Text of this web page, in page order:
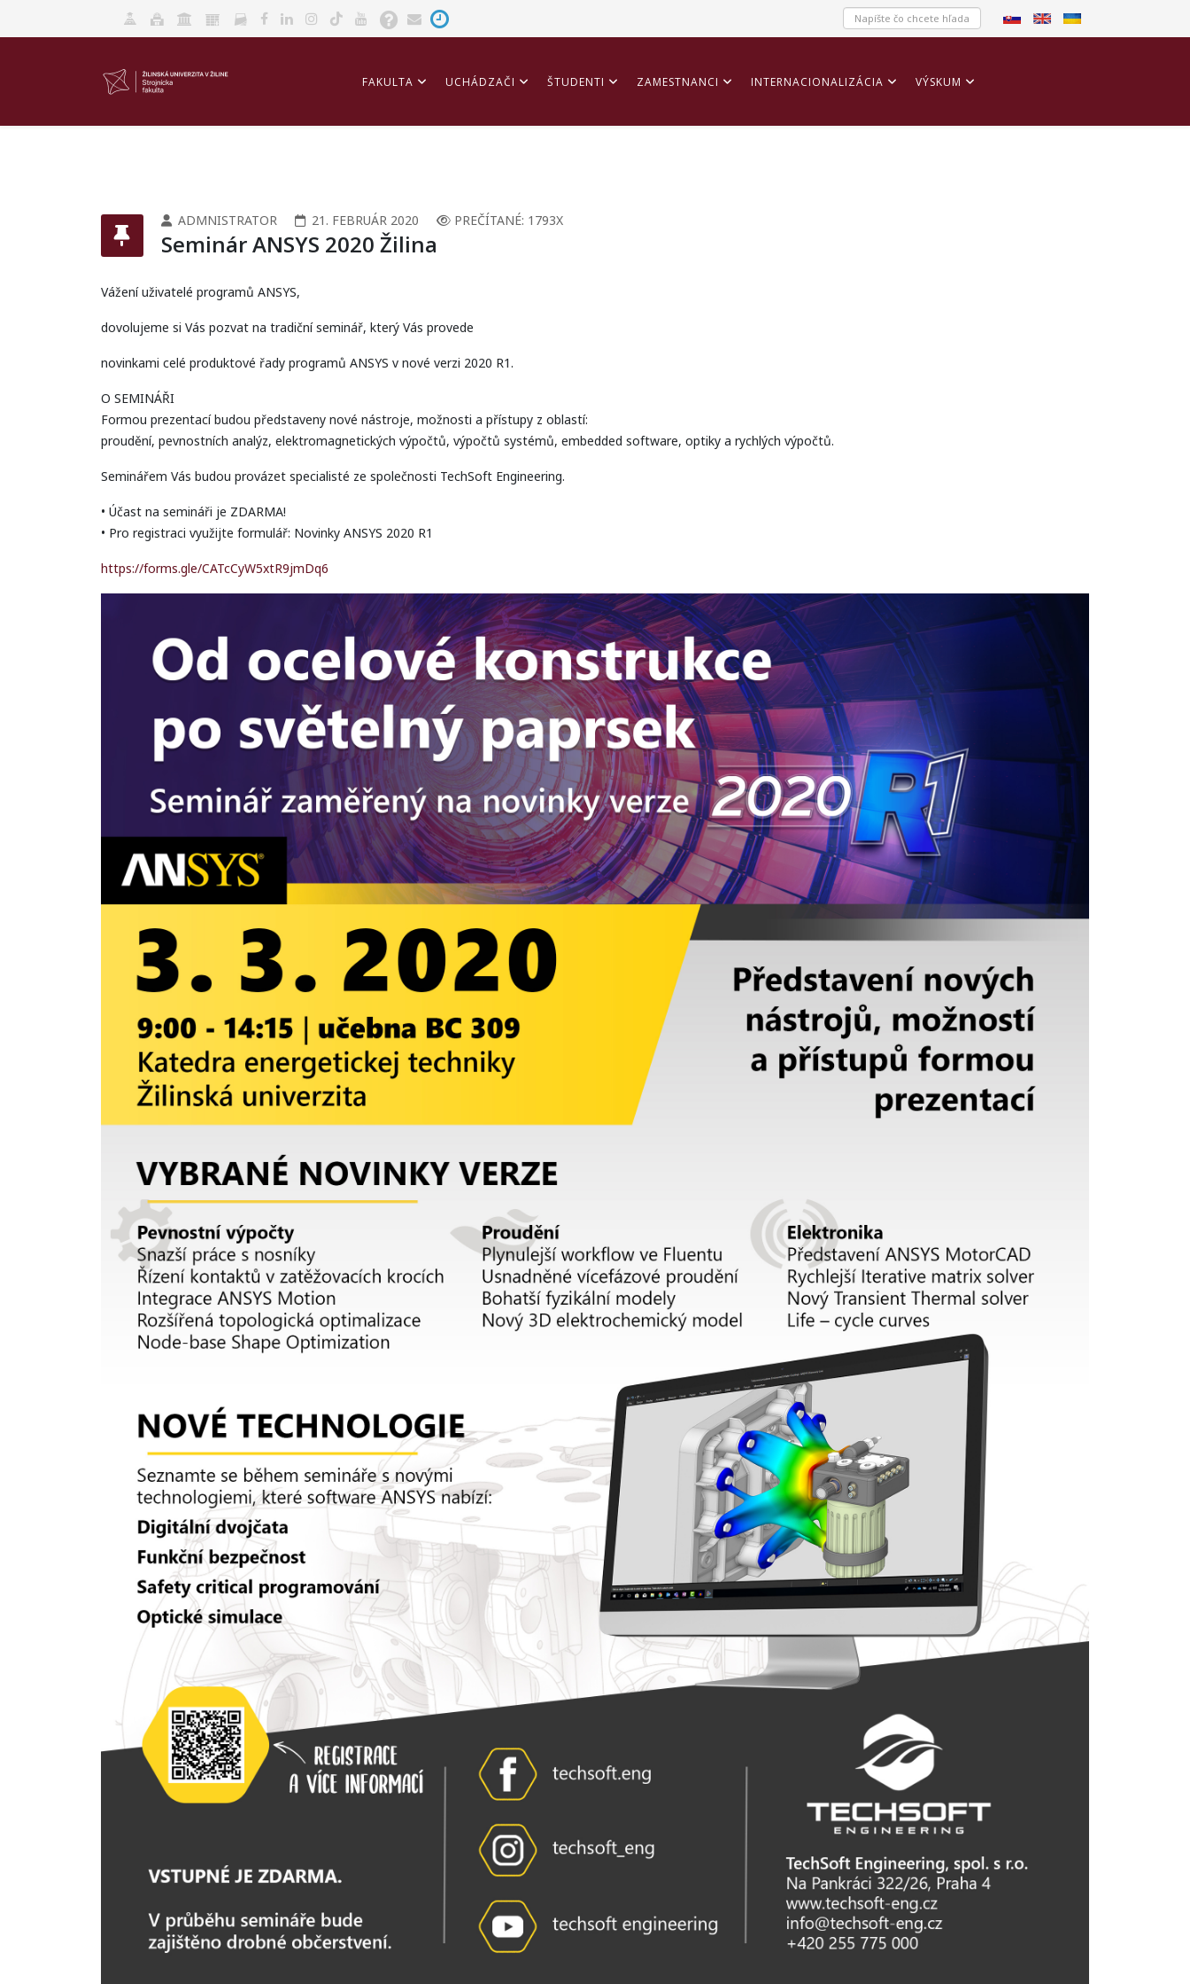
FAKULTA UCHÁDZAČI ŠTUDENTI ZAMESTNANCI INTERNACIONALIZÁCIA VÝSKUM
ADMNISTRATOR 21. FEBRUÁR 2020 PREČÍTANÉ: 1793X
Seminár ANSYS 2020 Žilina
Vážení uživatelé programů ANSYS,
dovolujeme si Vás pozvat na tradiční seminář, který Vás provede
novinkami celé produktové řady programů ANSYS v nové verzi 2020 R1.
O SEMINÁŘI
Formou prezentací budou představeny nové nástroje, možnosti a přístupy z oblastí:
proudění, pevnostních analýz, elektromagnetických výpočtů, výpočtů systémů, embedded software, optiky a rychlých výpočtů.
Seminářem Vás budou provázet specialisté ze společnosti TechSoft Engineering.
• Účast na semináři je ZDARMA!
• Pro registraci využijte formulář: Novinky ANSYS 2020 R1
https://forms.gle/CATcCyW5xtR9jmDq6